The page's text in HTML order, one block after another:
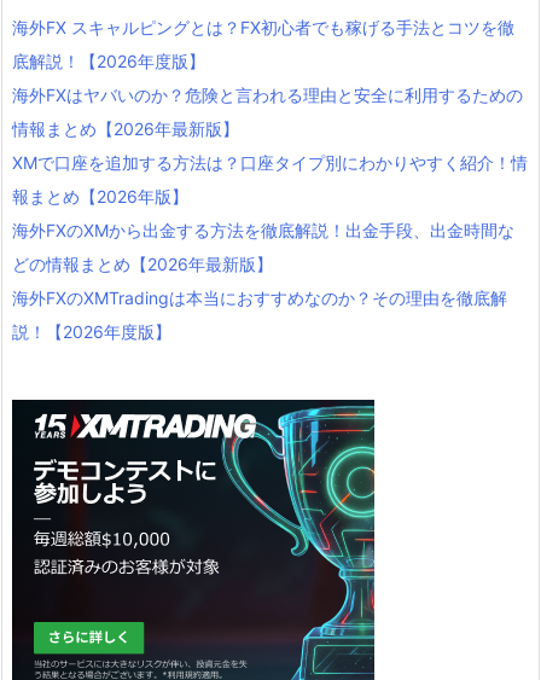
海外FX スキャルピングとは？FX初心者でも稼げる手法とコツを徹
底解説！【2026年度版】
海外FXはヤバいのか？危険と言われる理由と安全に利用するための
情報まとめ【2026年最新版】
XMで口座を追加する方法は？口座タイプ別にわかりやすく紹介！情
報まとめ【2026年版】
海外FXのXMから出金する方法を徹底解説！出金手段、出金時間な
どの情報まとめ【2026年最新版】
海外FXのXMTradingは本当におすすめなのか？その理由を徹底解
説！【2026年度版】